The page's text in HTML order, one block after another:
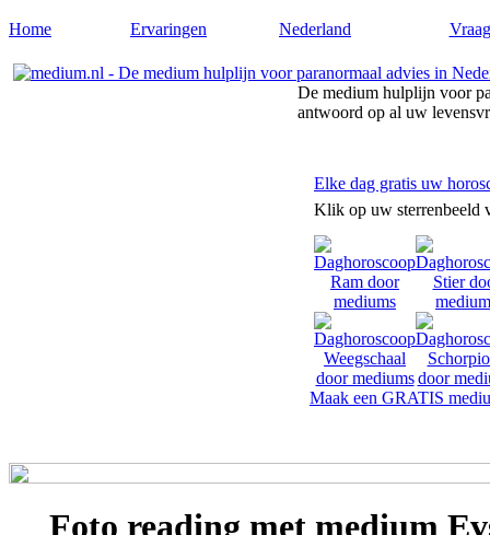
Home Ervaringen Nederland
De medium hulplijn voor
antwoord op al uw
Elke dag gratis uw
Klik op uw sterrenbeeld
Maak een GRATIS
Foto reading met medium